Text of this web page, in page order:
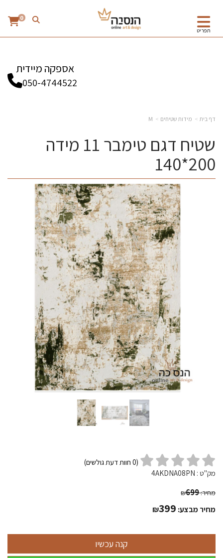
תפריט
0
אספקה מיידית
050-4744522
דף בית מידות שטיחים M
שטיח דגם טימבר 11 מידה
200*140
(
0 חוות דעת גולשים)
מק"ט : 4AKDNA08PN
מחיר: ₪699
מחיר מבצע: ₪399